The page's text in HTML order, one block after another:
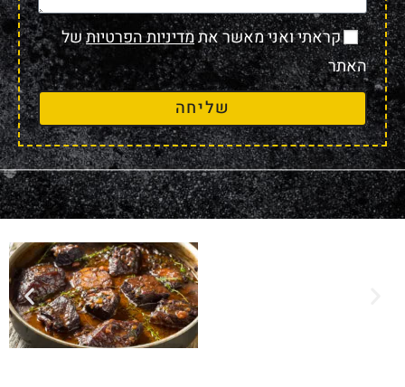
קראתי ואני מאשר אתמדיניות הפרטיותשל
האתר
שליחה